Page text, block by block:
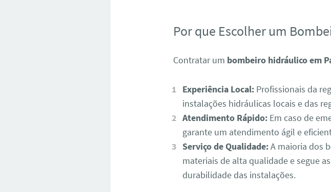
Por que Escolher um
Contratar um bombeiro hidráulico em
Experiência Local:Profissionais da
instalações hidráulicas locais e das
Atendimento Rápido:Em caso de
garante um atendimento ágil e
Serviço de Qualidade:A maioria dos
materiais de alta qualidade e segue as
durabilidade das instalações.